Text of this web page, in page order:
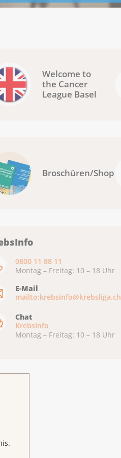
Welcome to
the Cancer
League Basel
Broschüren/Shop
0800 11 88 11
Montag – Freitag: 10 – 18 Uhr
E-Mail
mailto:krebsinfo@krebsliga.ch
Chat
KrebsInfo
Montag – Freitag: 10 – 18 Uhr